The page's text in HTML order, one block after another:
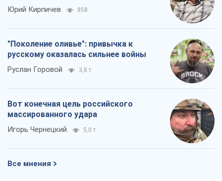
Юрий Кирпичев 858
"Поколение оливье": привычка к
русскому оказалась сильнее войны
Руслан Горовой 3,8 т.
Вот конечная цель российского
массированного удара
Игорь Чернецкий 5,0 т.
Все мнения